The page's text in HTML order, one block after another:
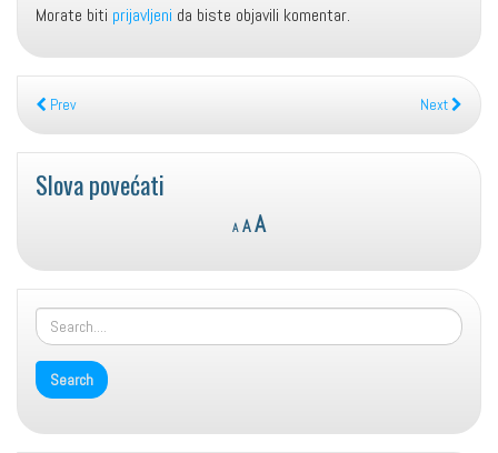
Morate biti prijavljeni da biste objavili komentar.
Prev Next
Slova povećati
A
Decrease
font
A Reset
size.
AIncrease
size.